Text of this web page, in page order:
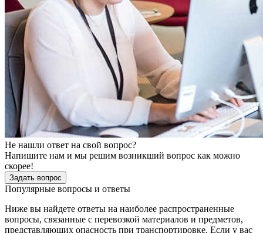
Не нашли ответ на свой вопрос?
Напишите нам и мы решим возникший вопрос как можно
скорее!
Задать вопрос
Популярные вопросы и ответы
Ниже вы найдете ответы на наиболее распространенные
вопросы, связанные с перевозкой материалов и предметов,
представляющих опасность при транспортировке. Если у вас